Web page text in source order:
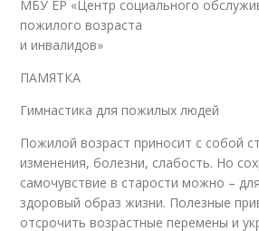
МБУ ЕР «Центр социального
пожилого возраста
и инвалидов»
ПАМЯТКА
Гимнастика для пожилых людей
Пожилой возраст приносит с собой
изменения, болезни, слабость. Но
самочувствие в старости можно –
здоровый образ жизни. Полезные
отсрочить возрастные перемены и